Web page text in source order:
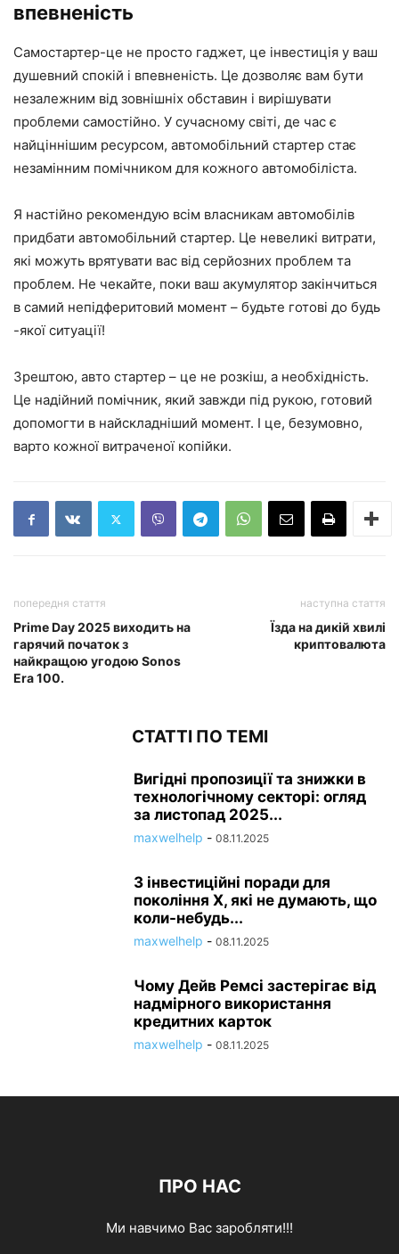
впевненість
Самостартер-це не просто гаджет, це інвестиція у ваш
душевний спокій і впевненість. Це дозволяє вам бути
незалежним від зовнішніх обставин і вирішувати
проблеми самостійно. У сучасному світі, де час є
найціннішим ресурсом, автомобільний стартер стає
незамінним помічником для кожного автомобіліста.
Я настійно рекомендую всім власникам автомобілів
придбати автомобільний стартер. Це невеликі витрати,
які можуть врятувати вас від серйозних проблем та
проблем. Не чекайте, поки ваш акумулятор закінчиться
в самий непідферитовий момент – будьте готові до будь
-якої ситуації!
Зрештою, авто стартер – це не розкіш, а необхідність.
Це надійний помічник, який завжди під рукою, готовий
допомогти в найскладніший момент. І це, безумовно,
варто кожної витраченої копійки.
попередня стаття
Prime Day 2025 виходить на
гарячий початок з
найкращою угодою Sonos
Era 100.
наступна стаття
Їзда на дикій хвилі
криптовалюта
СТАТТІ ПО ТЕМІ
Вигідні пропозиції та знижки в
технологічному секторі: огляд
за листопад 2025...
maxwelhelp - 08.11.2025
3 інвестиційні поради для
покоління X, які не думають, що
коли-небудь...
maxwelhelp - 08.11.2025
Чому Дейв Ремсі застерігає від
надмірного використання
кредитних карток
maxwelhelp - 08.11.2025
ПРО НАС
Ми навчимо Вас заробляти!!!